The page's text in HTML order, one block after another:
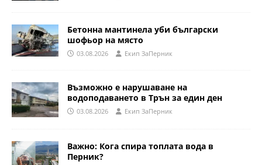
Бетонна мантинела уби български
шофьор на място
03.08.2026 Eкип ЗаПерник
Възможно е нарушаване на
водоподаването в Трън за един ден
03.08.2026 Eкип ЗаПерник
Важно: Кога спира топлата вода в
Перник?